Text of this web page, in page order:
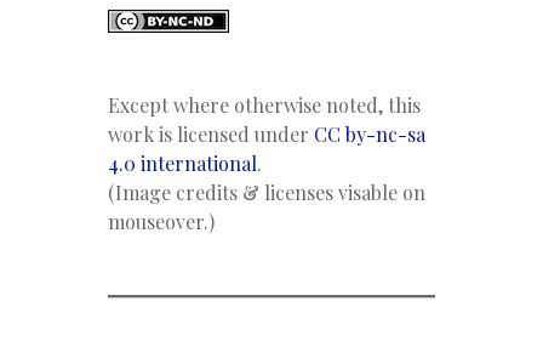
Except where otherwise noted, this
work is licensed under CC by-nc-sa
4.0 international.
(Image credits & licenses visable on
mouseover.)